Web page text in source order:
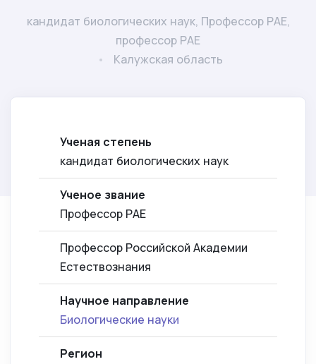
кандидат биологических наук, Профессор РАЕ,
профессор РАЕ
Калужская область
Ученая степень
кандидат биологических наук
Ученое звание
Профессор РАЕ
Профессор Российской Академии
Естествознания
Научное направление
Биологические науки
Регион